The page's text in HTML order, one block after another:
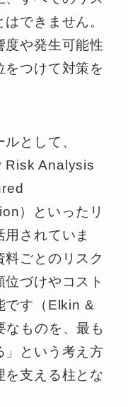
できません。
度や発生可能性
をつけて対策を
として、
Risk Analysis
）といったリ
されていま
ごとのリスク
づけやコスト
です（Elkin &
ものを、最も
」という考え方
を支える柱とな